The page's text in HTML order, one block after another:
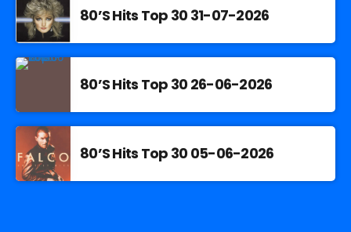
80’S Hits Top 30 31-07-2026
80’S Hits Top 30 26-06-2026
80’S Hits Top 30 05-06-2026